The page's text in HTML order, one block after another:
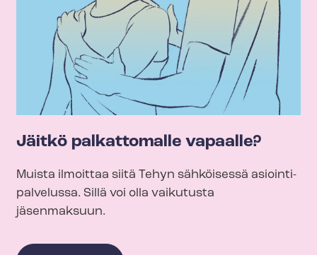
Jäitkö palkattomalle vapaalle?
Muista ilmoittaa siitä Tehyn sähköisessä asioin­ti­
pal­ve­lus­sa. Sillä voi olla vaikutusta
jäsenmaksuun.